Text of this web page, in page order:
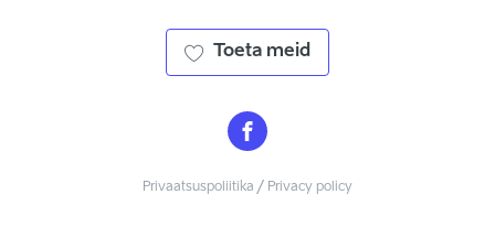
Toeta meid
Privaatsuspoliitika / Privacy policy